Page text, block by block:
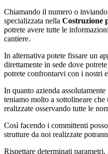
Chiamando il numero o
specializzata nella Costruzione
potrete avere tutte le
cantiere.
In alternativa potete fissare un
direttamente in sede dove
potrete confrontarvi con i nostri
In quanto azienda
teniamo molto a sottolineare
realizzate osservando tutte le
Così facendo i committenti
strutture da noi realizzate
Rispettare determinati